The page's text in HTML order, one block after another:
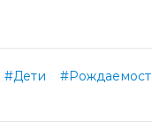
#Дети